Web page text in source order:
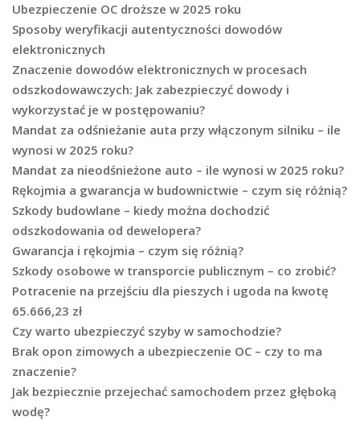
Ubezpieczenie OC droższe w 2025 roku
Sposoby weryfikacji autentyczności dowodów
elektronicznych
Znaczenie dowodów elektronicznych w procesach
odszkodowawczych: Jak zabezpieczyć dowody i
wykorzystać je w postępowaniu?
Mandat za odśnieżanie auta przy włączonym silniku – ile
wynosi w 2025 roku?
Mandat za nieodśnieżone auto – ile wynosi w 2025 roku?
Rękojmia a gwarancja w budownictwie – czym się różnią?
Szkody budowlane – kiedy można dochodzić
odszkodowania od dewelopera?
Gwarancja i rękojmia – czym się różnią?
Szkody osobowe w transporcie publicznym – co zrobić?
Potracenie na przejściu dla pieszych i ugoda na kwotę
65.666,23 zł
Czy warto ubezpieczyć szyby w samochodzie?
Brak opon zimowych a ubezpieczenie OC – czy to ma
znaczenie?
Jak bezpiecznie przejechać samochodem przez głęboką
wodę?